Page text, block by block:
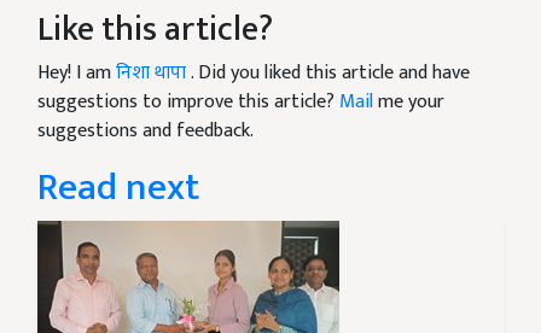
Like this article?
Hey! I amनिशा थापा. Did you liked this article and have
suggestions to improve this article? Mailme your
suggestions and feedback.
Read next